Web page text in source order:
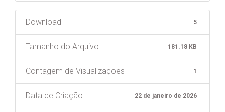
Download 5
Tamanho do Arquivo 181.18 KB
Contagem de Visualizações 1
Data de Criação 22 de janeiro de 2026